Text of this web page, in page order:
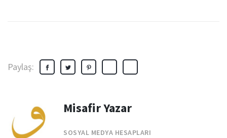
Paylaş:
Misafir Yazar
SOSYAL MEDYA HESAPLARI